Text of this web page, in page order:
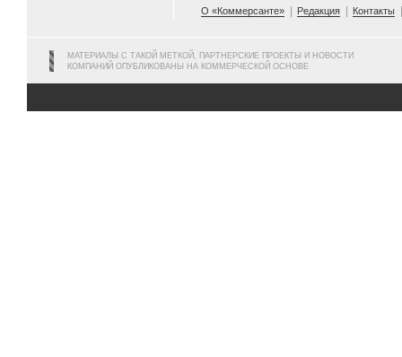
О «Коммерсанте»
Редакция Контакты
МАТЕРИАЛЫ С ТАКОЙ МЕТКОЙ, ПАРТНЕРСКИЕ ПРОЕКТЫ И НОВОСТИ
КОМПАНИЙ ОПУБЛИКОВАНЫ НА КОММЕРЧЕСКОЙ ОСНОВЕ